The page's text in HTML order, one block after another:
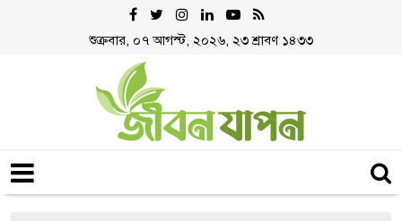
শুক্রবার, ০৭ আগস্ট, ২০২৬, ২৩ শ্রাবণ ১৪৩৩